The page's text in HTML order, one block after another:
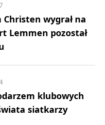
Christen wygrał na
Lemmen pozostał
klubowych
siatkarzy